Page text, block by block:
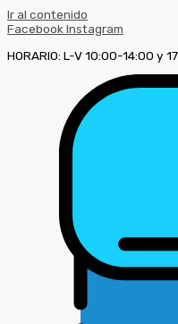
Ir al contenido
FacebookInstagram
HORARIO: L-V 10:00-14:00 y